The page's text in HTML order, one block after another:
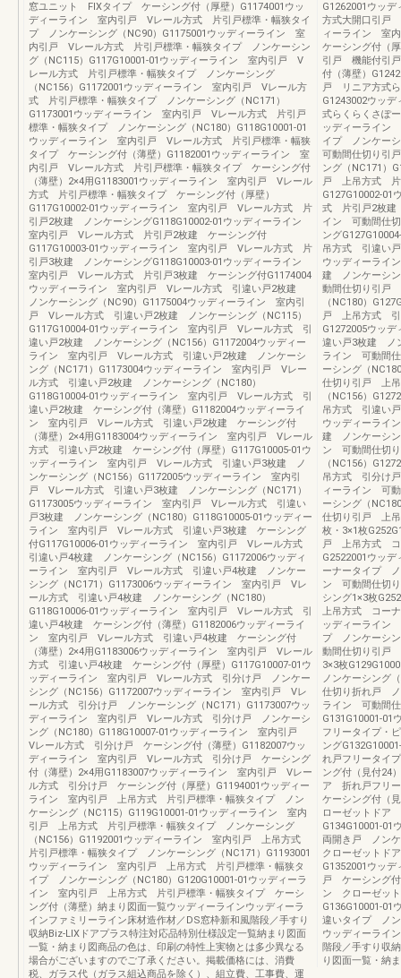
窓ユニット FIXタイプ ケーシング付（厚壁）G1174001ウッ
ディーライン 室内引戸 Vレール方式 片引戸標準・幅狭タイ
プ ノンケーシング（NC90）G1175001ウッディーライン 室
内引戸 Vレール方式 片引戸標準・幅狭タイプ ノンケーシン
グ（NC115）G117G10001-01ウッディーライン 室内引戸 V
レール方式 片引戸標準・幅狭タイプ ノンケーシング
（NC156）G1172001ウッディーライン 室内引戸 Vレール方
式 片引戸標準・幅狭タイプ ノンケーシング（NC171）
G1173001ウッディーライン 室内引戸 Vレール方式 片引戸
標準・幅狭タイプ ノンケーシング（NC180）G118G10001-01
ウッディーライン 室内引戸 Vレール方式 片引戸標準・幅狭
タイプ ケーシング付（薄壁）G1182001ウッディーライン 室
内引戸 Vレール方式 片引戸標準・幅狭タイプ ケーシング付
（薄壁）2×4用G1183001ウッディーライン 室内引戸 Vレール
方式 片引戸標準・幅狭タイプ ケーシング付（厚壁）
G117G10002-01ウッディーライン 室内引戸 Vレール方式 片
引戸2枚建 ノンケーシングG118G10002-01ウッディーライン
室内引戸 Vレール方式 片引戸2枚建 ケーシング付
G117G10003-01ウッディーライン 室内引戸 Vレール方式 片
引戸3枚建 ノンケーシングG118G10003-01ウッディーライン
室内引戸 Vレール方式 片引戸3枚建 ケーシング付G1174004
ウッディーライン 室内引戸 Vレール方式 引違い戸2枚建
ノンケーシング（NC90）G1175004ウッディーライン 室内引
戸 Vレール方式 引違い戸2枚建 ノンケーシング（NC115）
G117G10004-01ウッディーライン 室内引戸 Vレール方式 引
違い戸2枚建 ノンケーシング（NC156）G1172004ウッディー
ライン 室内引戸 Vレール方式 引違い戸2枚建 ノンケーシ
ング（NC171）G1173004ウッディーライン 室内引戸 Vレー
ル方式 引違い戸2枚建 ノンケーシング（NC180）
G118G10004-01ウッディーライン 室内引戸 Vレール方式 引
違い戸2枚建 ケーシング付（薄壁）G1182004ウッディーライ
ン 室内引戸 Vレール方式 引違い戸2枚建 ケーシング付
（薄壁）2×4用G1183004ウッディーライン 室内引戸 Vレール
方式 引違い戸2枚建 ケーシング付（厚壁）G117G10005-01ウ
ッディーライン 室内引戸 Vレール方式 引違い戸3枚建 ノ
ンケーシング（NC156）G1172005ウッディーライン 室内引
戸 Vレール方式 引違い戸3枚建 ノンケーシング（NC171）
G1173005ウッディーライン 室内引戸 Vレール方式 引違い
戸3枚建 ノンケーシング（NC180）G118G10005-01ウッディー
ライン 室内引戸 Vレール方式 引違い戸3枚建 ケーシング
付G117G10006-01ウッディーライン 室内引戸 Vレール方式
引違い戸4枚建 ノンケーシング（NC156）G1172006ウッディ
ーライン 室内引戸 Vレール方式 引違い戸4枚建 ノンケー
シング（NC171）G1173006ウッディーライン 室内引戸 Vレ
ール方式 引違い戸4枚建 ノンケーシング（NC180）
G118G10006-01ウッディーライン 室内引戸 Vレール方式 引
違い戸4枚建 ケーシング付（薄壁）G1182006ウッディーライ
ン 室内引戸 Vレール方式 引違い戸4枚建 ケーシング付
（薄壁）2×4用G1183006ウッディーライン 室内引戸 Vレール
方式 引違い戸4枚建 ケーシング付（厚壁）G117G10007-01ウ
ッディーライン 室内引戸 Vレール方式 引分け戸 ノンケー
シング（NC156）G1172007ウッディーライン 室内引戸 Vレ
ール方式 引分け戸 ノンケーシング（NC171）G1173007ウッ
ディーライン 室内引戸 Vレール方式 引分け戸 ノンケーシ
ング（NC180）G118G10007-01ウッディーライン 室内引戸
Vレール方式 引分け戸 ケーシング付（薄壁）G1182007ウッ
ディーライン 室内引戸 Vレール方式 引分け戸 ケーシング
付（薄壁）2×4用G1183007ウッディーライン 室内引戸 Vレー
ル方式 引分け戸 ケーシング付（厚壁）G1194001ウッディー
ライン 室内引戸 上吊方式 片引戸標準・幅狭タイプ ノン
ケーシング（NC115）G119G10001-01ウッディーライン 室内
引戸 上吊方式 片引戸標準・幅狭タイプ ノンケーシング
（NC156）G1192001ウッディーライン 室内引戸 上吊方式
片引戸標準・幅狭タイプ ノンケーシング（NC171）G1193001
ウッディーライン 室内引戸 上吊方式 片引戸標準・幅狭タ
イプ ノンケーシング（NC180）G120G10001-01ウッディーラ
イン 室内引戸 上吊方式 片引戸標準・幅狭タイプ ケーシ
ング付（薄壁）納まり図面一覧ウッディーラインウッディーラ
インファミリーライン床材造作材／DS窓枠新和風階段／手すり
収納Biz-LIXドアプラス特注対応品特別仕様設定一覧納まり図面
一覧・納まり図商品の色は、印刷の特性上実物とは多少異なる
場合がございますのでご了承ください。掲載価格には、消費
税、ガラス代（ガラス組込商品を除く）、組立費、工事費、運
G1262001ウッ
方式大開口引戸
ィーライン 室
ケーシング付（
引戸 機能付引
付（薄壁）
戸 リニア方式
G1243002ウッ
式らくらくさぽ
ッディーライ
イプ ノンケー
可動間仕切り引
ング（NC171）
戸 上吊方式 片
G127G10002-
式 片引戸2枚建
イン 可動間仕
ング
吊方式 引違い
ウッディーライ
建 ノンケーシン
動間仕切り引戸
（NC180）
戸 上吊方式 引
G1272005ウッ
違い戸3枚建 ノ
ライン 可動間
ーシング（
仕切り引戸 上
（NC156）
吊方式 引違い
ウッディーライ
建 ノンケーシン
ン 可動間仕切
（NC156）
吊方式 引分け
ィーライン 可
ーシング（
仕切り引戸 上
枚・3×1枚
戸 上吊方式 コ
G2522001ウッ
ーナータイプ ノ
ン 可動間仕切
シング1×3枚
上吊方式 コーナ
ッディーライ
プ ノンケーシン
動間仕切り引戸
3×3枚
ノンケーシング
仕切り折れ戸 ノ
ライン 可動間
G131G10001-
フリータイプ・
ング
れ戸フリータイ
ング付（見付24
ア 折れ戸フリ
ケーシング付（
ローゼットドア
G134G10001-
両開き戸 ノン
クローゼットド
G1352001ウッ
戸 ケーシング付
ン クローゼッ
G136G10001-
違いタイプ ノン
ウッディーライ
階段／手すり収
り図面一覧・納